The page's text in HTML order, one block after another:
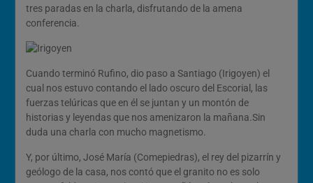
tres paradas en la charla, disfrutando de la amena
conferencia.
Cuando terminó Rufino, dio paso a Santiago (Irigoyen) el
cual nos estuvo contando el lado oscuro del Escorial, las
fuerzas telúricas que en él se juntan y un montón de
historias y leyendas que nos amenizaron la mañana.Sin
duda una charla con mucho magnetismo.
Y, por último, José María (Comepiedras), el rey del pizarrín y
geólogo de la casa, nos contó que el granito no es solo